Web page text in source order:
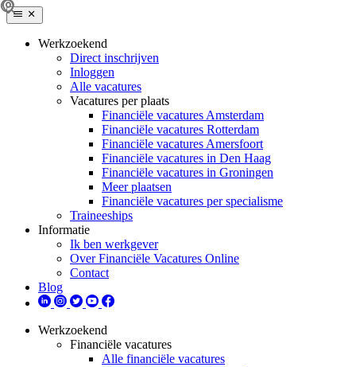
Werkzoekend
Direct inschrijven
Inloggen
Alle vacatures
Vacatures per plaats
Financiële vacatures Amsterdam
Financiële vacatures Rotterdam
Financiële vacatures Amersfoort
Financiële vacatures in Den Haag
Financiële vacatures in Groningen
Meer plaatsen
Financiële vacatures per specialisme
Traineeships
Informatie
Ik ben werkgever
Over Financiële Vacatures Online
Contact
Blog
Werkzoekend
Financiële vacatures
Alle financiële vacatures